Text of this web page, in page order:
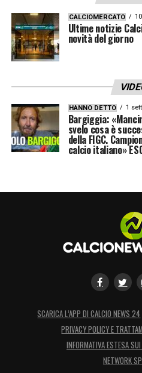
CALCIOMERCATO
Ultime notizie
novità del giorno
HANNO DETTO 1
Bargiggia:
svelo cosa è
della FIGC.
calcio italiano»
SCARICA L’APP DI CALCIO NEWS 24
PRIVACY POLICY E
INFORMATIVA ESTESA
NETWORK